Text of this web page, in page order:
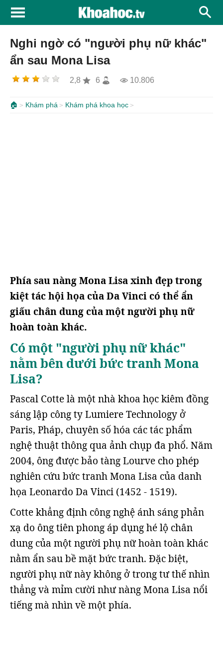
Nghi ngờ có "người phụ nữ khác"
ẩn sau Mona Lisa
2,8 6 10.806
🏠 Khám phá Khám phá khoa học
Phía sau nàng Mona Lisa xinh đẹp trong
kiệt tác hội họa của Da Vinci có thể ẩn
giấu chân dung của một người phụ nữ
hoàn toàn khác.
Có một "người phụ nữ khác"
nằm bên dưới bức tranh Mona
Lisa?
Pascal Cotte là một nhà khoa học kiêm đồng
sáng lập công ty Lumiere Technology ở
Paris, Pháp, chuyên số hóa các tác phẩm
nghệ thuật thông qua ảnh chụp đa phổ. Năm
2004, ông được bảo tàng Lourve cho phép
nghiên cứu bức tranh Mona Lisa của danh
họa Leonardo Da Vinci (1452 - 1519).
Cotte khẳng định công nghệ ánh sáng phản
xạ do ông tiên phong áp dụng hé lộ chân
dung của một người phụ nữ hoàn toàn khác
nằm ẩn sau bề mặt bức tranh. Đặc biệt,
người phụ nữ này không ở trong tư thế nhìn
thẳng và mỉm cười như nàng Mona Lisa nổi
tiếng mà nhìn về một phía.